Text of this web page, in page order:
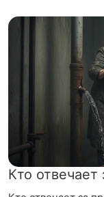
Кто отвечает